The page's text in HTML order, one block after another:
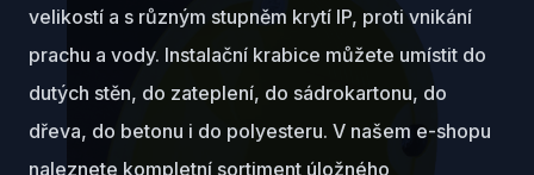
velikostí a s různým stupněm krytí IP, proti vnikání
prachu a vody. Instalační krabice můžete umístit do
dutých stěn, do zateplení, do sádrokartonu, do
dřeva, do betonu i do polyesteru. V našem e-shopu
naleznete kompletní sortiment úložného